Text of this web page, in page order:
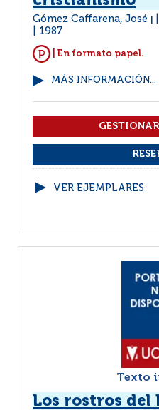
Gómez Caffarena, José
1987
| En formato papel.
MÁS INFORMACIÓN...
VER EJEMPLARES
Texto
Los rostros del